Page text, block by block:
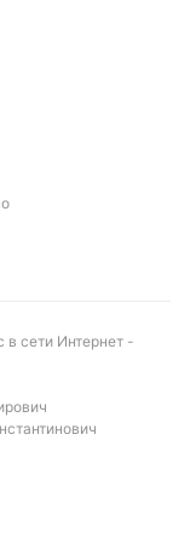
излишней
личных
количеством
из команд.
голов
обе
в сети Интернет -